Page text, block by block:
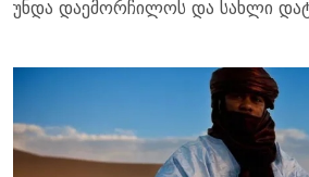
უნდა დაემორჩილოს და სახლი